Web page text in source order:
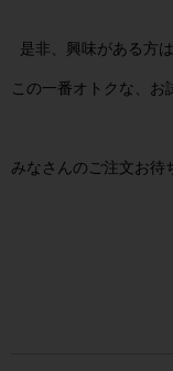
是非、興味がある方は
この一番オトクな、お
みなさんのご注文お待